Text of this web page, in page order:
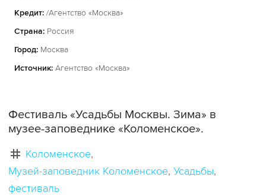
Кредит: /Агентство «Москва»
Страна: Россия
Город: Москва
Источник: Агентство «Москва»
Фестиваль «Усадьбы Москвы. Зима» в
музее-заповеднике «Коломенское».
Коломенское
Музей-заповедник Коломенское Усадьбы
фестиваль